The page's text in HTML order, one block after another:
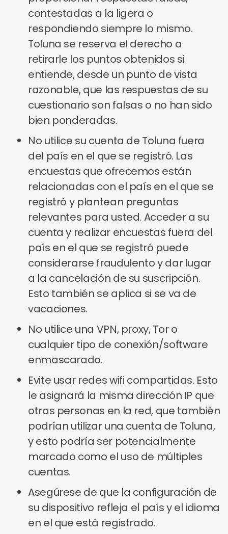
contestadas a la ligera o
respondiendo siempre lo mismo.
Toluna se reserva el derecho a
retirarle los puntos obtenidos si
entiende, desde un punto de vista
razonable, que las respuestas de su
cuestionario son falsas o no han sido
bien ponderadas.
No utilice su cuenta de Toluna fuera
del país en el que se registró. Las
encuestas que ofrecemos están
relacionadas con el país en el que se
registró y plantean preguntas
relevantes para usted. Acceder a su
cuenta y realizar encuestas fuera del
país en el que se registró puede
considerarse fraudulento y dar lugar
a la cancelación de su suscripción.
Esto también se aplica si se va de
vacaciones.
No utilice una VPN, proxy, Tor o
cualquier tipo de conexión/software
enmascarado.
Evite usar redes wifi compartidas. Esto
le asignará la misma dirección IP que
otras personas en la red, que también
podrían utilizar una cuenta de Toluna,
y esto podría ser potencialmente
marcado como el uso de múltiples
cuentas.
Asegúrese de que la configuración de
su dispositivo refleja el país y el idioma
en el que está registrado.